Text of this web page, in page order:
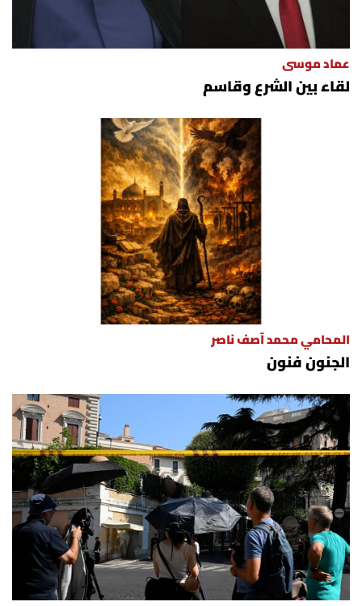
عماد موسى
لقاء بين الشرع وقاسم
المحامي محمد آصف ناصر
الجنون فنون